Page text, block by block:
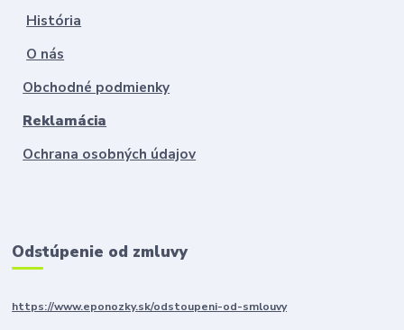
História
O nás
Obchodné podmienky
Reklamácia
Ochrana osobných údajov
Odstúpenie od zmluvy
https://www.eponozky.sk/odstoupeni-od-smlouvy